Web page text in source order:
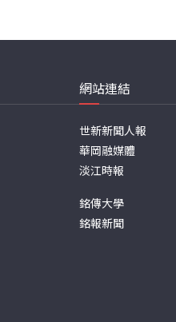
網站連結
世新新聞人報
華岡融媒體
淡江時報
銘傳大學
銘報新聞